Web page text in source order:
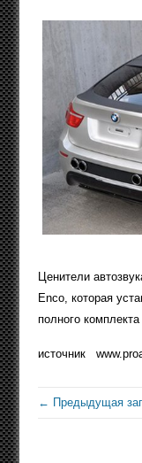
Ценители
Enco, которая
полного
источник
← Предыдущая